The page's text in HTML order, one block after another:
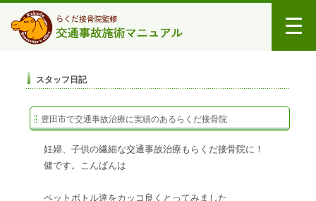
スタッフ日記
豊田市で交通事故治療に実績のあるらくだ接骨院
妊婦、子供の繊細な交通事故治療もらくだ接骨院に！
健です。こんばんは
ペットボトル達をカッコ良くとってみました